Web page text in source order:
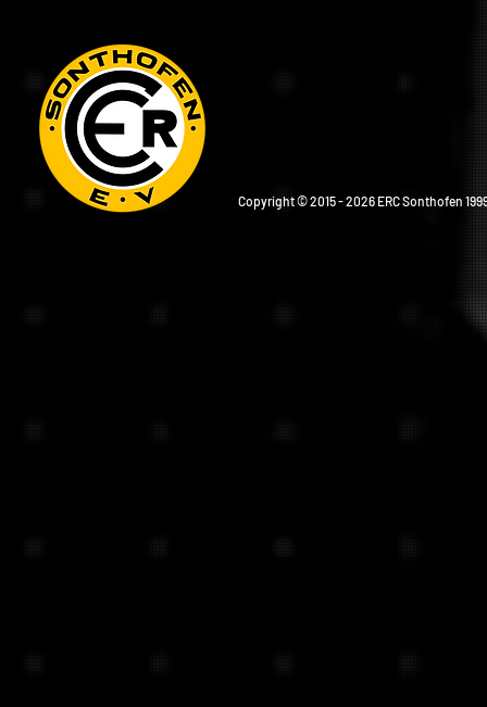
Copyright © 2015 - 2026 ERC Sonthofen